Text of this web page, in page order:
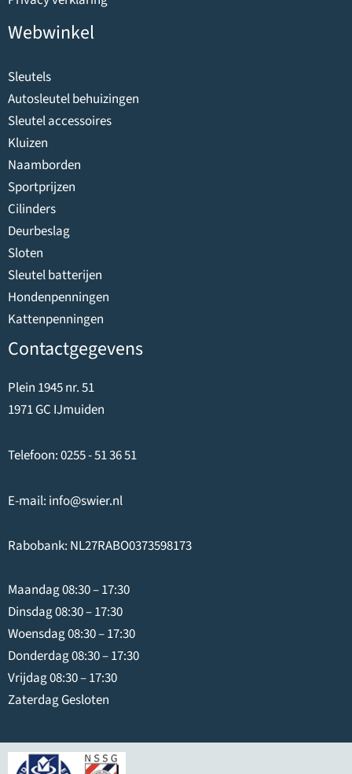
Webwinkel
Sleutels
Autosleutel behuizingen
Sleutel accessoires
Kluizen
Naamborden
Sportprijzen
Cilinders
Deurbeslag
Sloten
Sleutel batterijen
Hondenpenningen
Kattenpenningen
Contactgegevens
Plein 1945 nr. 51
1971 GC IJmuiden
Telefoon:0255 - 51 36 51
E-mail: info@swier.nl
Rabobank: NL27RABO0373598173
Maandag 08:30 – 17:30
Dinsdag 08:30 – 17:30
Woensdag 08:30 – 17:30
Donderdag 08:30 – 17:30
Vrijdag 08:30 – 17:30
Zaterdag Gesloten